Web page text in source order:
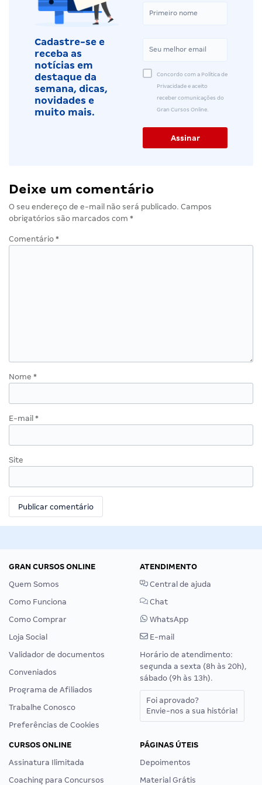
Cadastre-se e
receba as
notícias em
destaque da
semana, dicas,
novidades e
muito mais.
Concordo com a Política de
Privacidade e aceito
receber comunicações do
Gran Cursos Online.
Deixe um comentário
O seu endereço de e-mail não será publicado. Campos
obrigatórios são marcados com *
Comentário *
Nome *
E-mail *
Site
GRAN CURSOS ONLINE
Quem Somos
Como Funciona
Como Comprar
Loja Social
Validador de documentos
Conveniados
Programa de Afiliados
Trabalhe Conosco
Preferências de Cookies
ATENDIMENTO
Central de ajuda
Chat
WhatsApp
E-mail
Horário de atendimento:
segunda a sexta (8h às 20h),
sábado (9h às 13h).
Foi aprovado?
Envie-nos a sua história!
CURSOS ONLINE
Assinatura Ilimitada
Coaching para Concursos
PÁGINAS ÚTEIS
Depoimentos
Material Grátis